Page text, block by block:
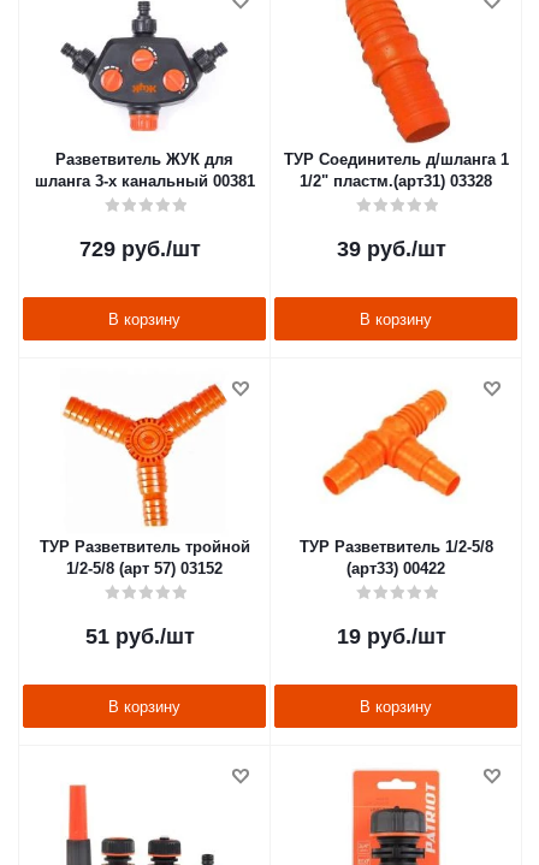
Разветвитель ЖУК для
шланга 3-х канальный 00381
729 руб./шт
В корзину
ТУР Соединитель д/шланга 1
1/2" пластм.(арт31) 03328
39 руб./шт
В корзину
ТУР Разветвитель тройной
1/2-5/8 (арт 57) 03152
51 руб./шт
В корзину
ТУР Разветвитель 1/2-5/8
(арт33) 00422
19 руб./шт
В корзину